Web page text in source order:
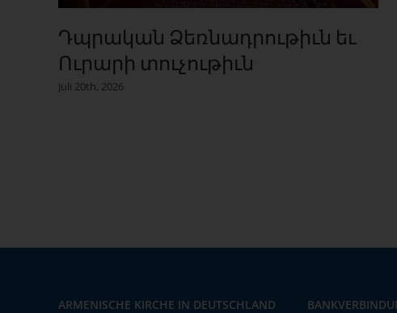
Դպրական Ձեռնադրութիւն եւ
Ուրարի տուչութիւն
Juli 20th, 2026
ARMENISCHE KIRCHE IN DEUTSCHLAND